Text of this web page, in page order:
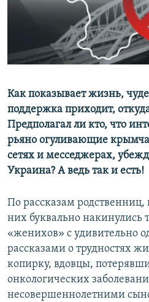
ПОБЕДИТЕЛЕЙ НЕ СУДЯТ?
КРЫМ.НЕПОКОРЕННЫЙ
ELIFBE
ПРИСОЕДИНЯЙТЕСЬ!
Все сайты RFE/RL
Как показывает жизнь,
поддержка приходит,
Предполагал ли кто, что
рьяно огуливающие
сетях и месседжерах,
Украина? А ведь так и есть!
По рассказам
них буквально накинулись
«женихов» с удивительно
рассказами о трудностях
копирку, вдовцы,
онкологических
несовершеннолетними